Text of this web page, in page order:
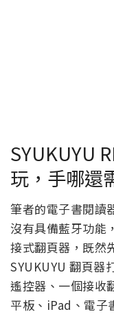
SYUKUYU
玩，手哪還
筆者的電子書閱讀
沒有具備藍牙功能
接式翻頁器，既然
SYUKUYU 翻頁器
遙控器、一個接收
平板、iPad、電子